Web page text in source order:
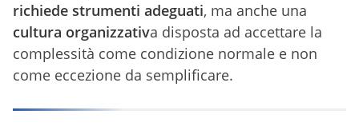
richiede strumenti adeguati, ma anche una
cultura organizzativa disposta ad accettare la
complessità come condizione normale e non
come eccezione da semplificare.